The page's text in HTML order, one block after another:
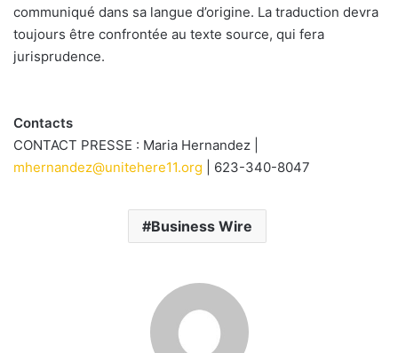
communiqué dans sa langue d’origine. La traduction devra
toujours être confrontée au texte source, qui fera
jurisprudence.
Contacts
CONTACT PRESSE : Maria Hernandez |
mhernandez@unitehere11.org | 623-340-8047
Business Wire